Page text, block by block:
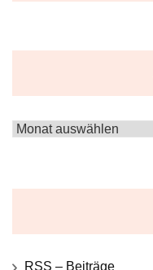
Archiv
RSS – Beiträge